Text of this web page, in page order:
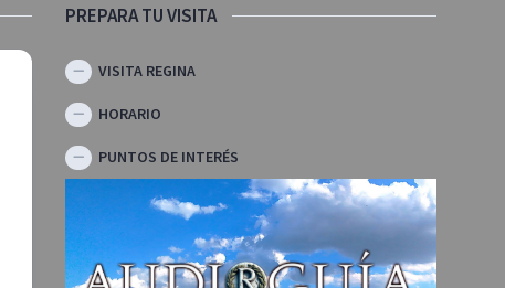
PREPARA TU VISITA
VISITA REGINA
HORARIO
PUNTOS DE INTERÉS